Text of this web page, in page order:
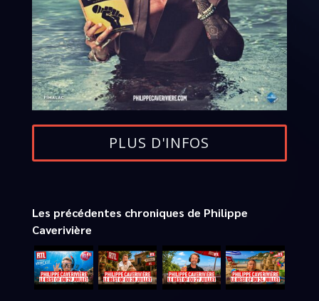
PLUS D'INFOS
Les précédentes chroniques de Philippe
Caverivière